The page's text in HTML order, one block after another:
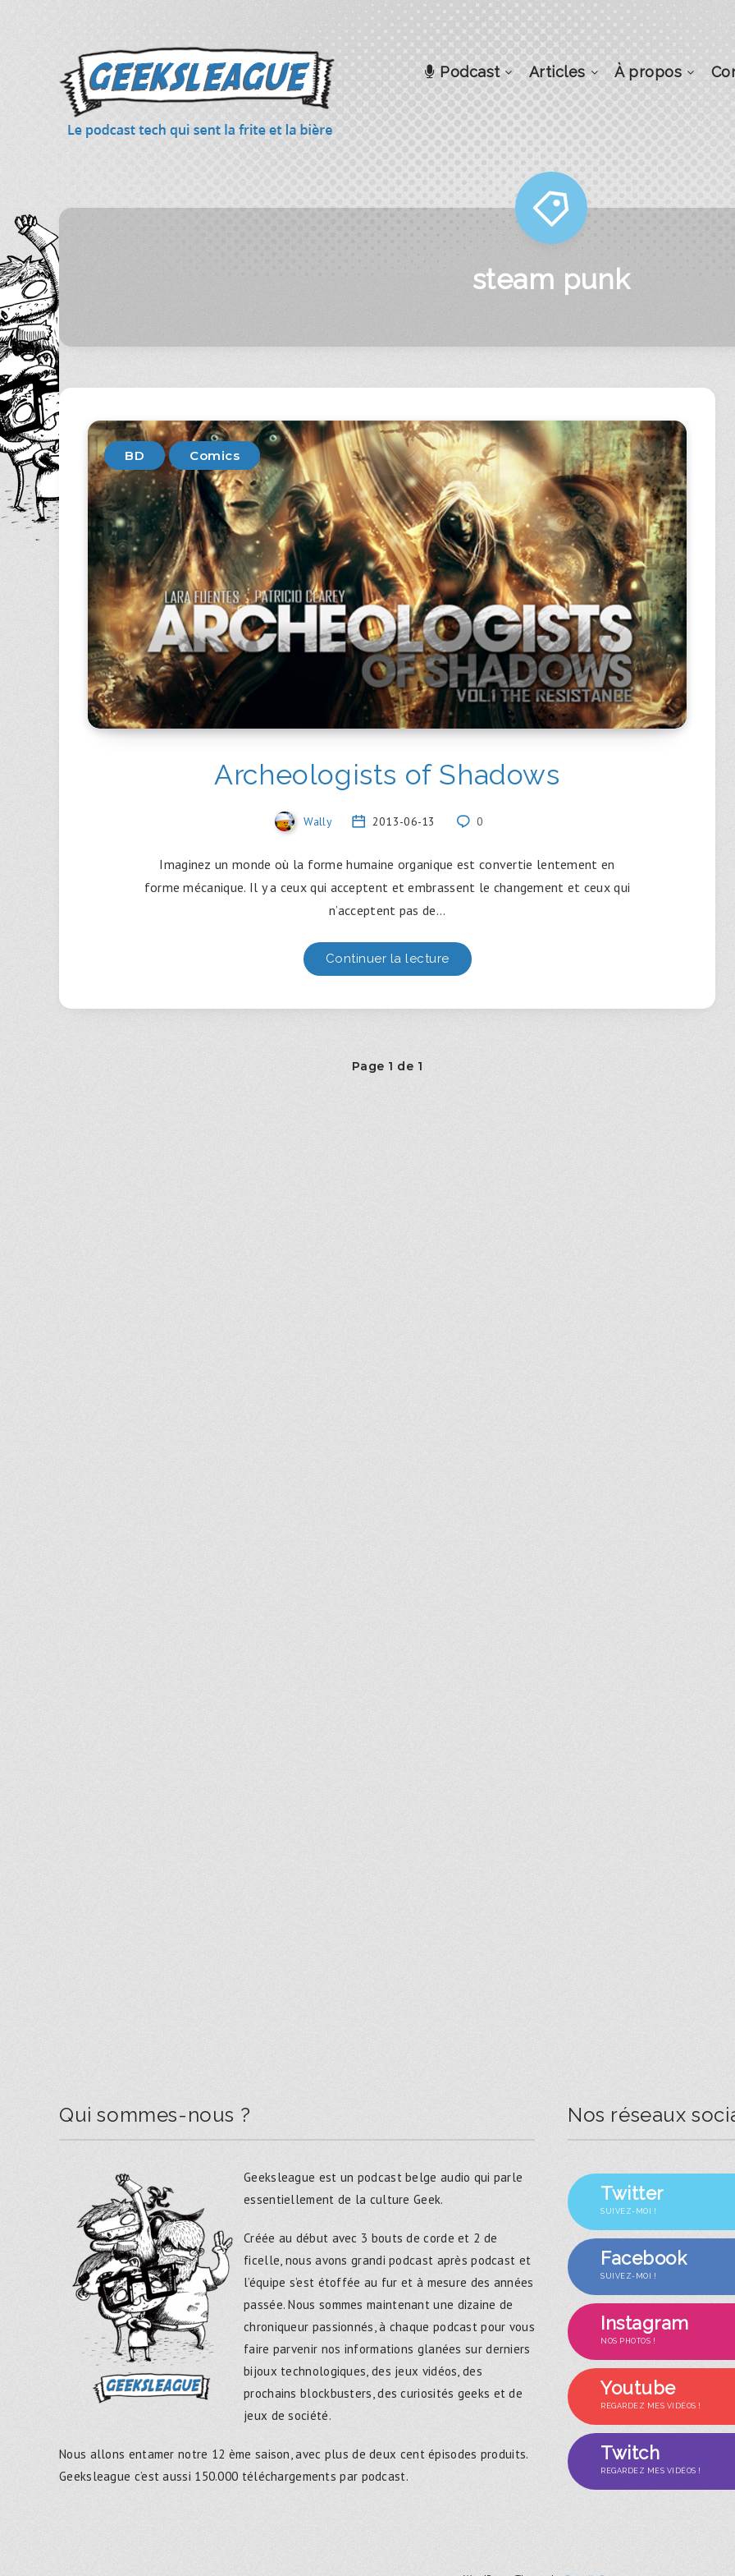
Podcast Articles À propos
steam punk
BD Comics
Archeologists of Shadows
Wally 2013-06-13 0
Imaginez un monde où la forme humaine organique est convertie lentement en
forme mécanique. Il y a ceux qui acceptent et embrassent le changement et ceux qui
n’acceptent pas de…
Continuer la lecture
Page 1 de 1
Qui sommes-nous ?
Geeksleague est un podcast belge audio qui parle
essentiellement de la culture Geek.
Créée au début avec 3 bouts de corde et 2 de
ficelle, nous avons grandi podcast après podcast et
l’équipe s’est étoffée au fur et à mesure des années
passée. Nous sommes maintenant une dizaine de
chroniqueur passionnés, à chaque podcast pour vous
faire parvenir nos informations glanées sur derniers
bijoux technologiques, des jeux vidéos, des
prochains blockbusters, des curiosités geeks et de
jeux de société.
Nous allons entamer notre 12 ème saison, avec plus de deux cent épisodes produits.
Geeksleague c’est aussi 150.000 téléchargements par podcast.
Nos réseaux
Twitter
SUIVEZ-MOI !
Facebook
SUIVEZ-MOI !
Instagram
NOS PHOTOS !
Youtube
REGARDEZ MES VIDÉOS !
Twitch
REGARDEZ MES VIDÉOS !